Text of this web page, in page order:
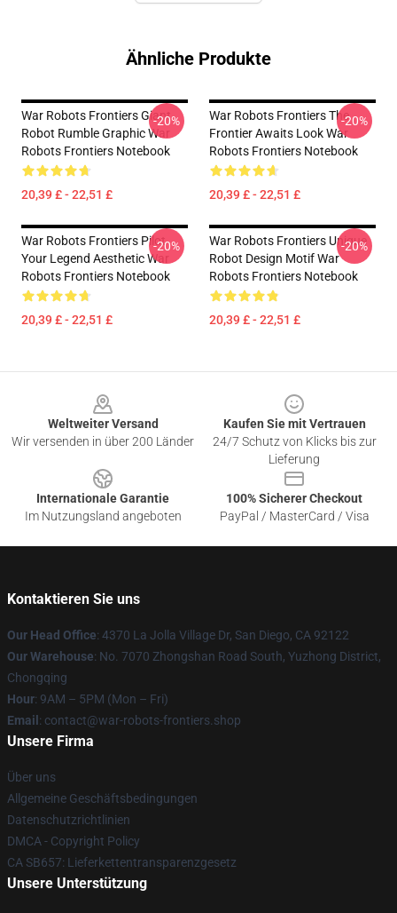
Ähnliche Produkte
War Robots Frontiers Giant
Robot Rumble Graphic War
Robots Frontiers Notebook
20,39 £ - 22,51 £
-20%
War Robots Frontiers The
Frontier Awaits Look War
Robots Frontiers Notebook
20,39 £ - 22,51 £
-20%
War Robots Frontiers Pilot
Your Legend Aesthetic War
Robots Frontiers Notebook
20,39 £ - 22,51 £
-20%
War Robots Frontiers Unique
Robot Design Motif War
Robots Frontiers Notebook
20,39 £ - 22,51 £
-20%
Weltweiter Versand
Wir versenden in über 200 Länder
Kaufen Sie mit Vertrauen
24/7 Schutz von Klicks bis zur
Lieferung
Internationale Garantie
Im Nutzungsland angeboten
100% Sicherer Checkout
PayPal / MasterCard / Visa
Kontaktieren Sie uns
Our Head Office: 4370 La Jolla Village Dr, San Diego, CA 92122
Our Warehouse: No. 7070 Zhongshan Road South, Yuzhong District,
Chongqing
Hour: 9AM – 5PM (Mon – Fri)
Email : contact@war-robots-frontiers.shop
Unsere Firma
Über uns
Allgemeine Geschäftsbedingungen
Datenschutzrichtlinien
DMCA - Copyright Policy
CA SB657: Lieferkettentransparenzgesetz
Unsere Unterstützung